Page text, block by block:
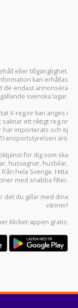
eller tillgänglighet.
kan erhållas
de endast annonsera
svenska lagar.
V-reg.nr kan anges i
ett riktigt reg.nr
har importerats och ej
än).
för dig som ska
, husvagnar, husbilar,
hela Sverige. Hitta
med snabba filter.
det du gillar med dina
vänner!
Klicket-appen gratis: